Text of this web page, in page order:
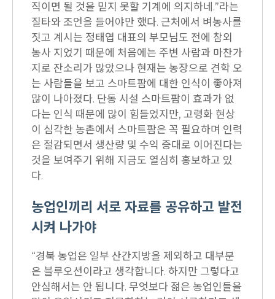
직이면 될 것을 믿지 못할 기계에 의지하네.”라는
질타와 조언을 들어야만 했다. 근처에서 벼농사를
짓고 계시는 정태엽 대표의 부모님도 전에 참외
농사 지었기 때문에 처음에는 주변 사람과 마찬가
지로 잔소리가 많았으나 현재는 농장으로 견학 오
는 사람들을 보고 스마트팜에 대한 인식이 좋아져
많이 나아졌다. 단동 시설 스마트팜이 효과가 없
다는 인식 때문에 많이 힘들었지만, 고령화 현상
이 심각한 농촌에서 스마트팜은 꼭 필요하며 인력
은 절감되면서 생산량 및 수익 증대로 이어진다는
것을 보여주기 위해 지금도 열심히 홍보하고 있
다.
농업인끼리 서로 자료를 공유하고 발전
시켜 나가야
“경북 농업은 일부 산간지방을 제외하고 대부분
은 블루오션이라고 생각합니다. 하지만 그렇다고
안심해서는 안 됩니다. 무엇보다 젊은 농업인들을